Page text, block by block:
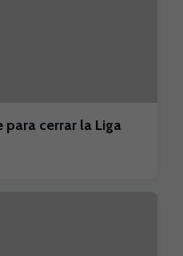
para cerrar la Liga